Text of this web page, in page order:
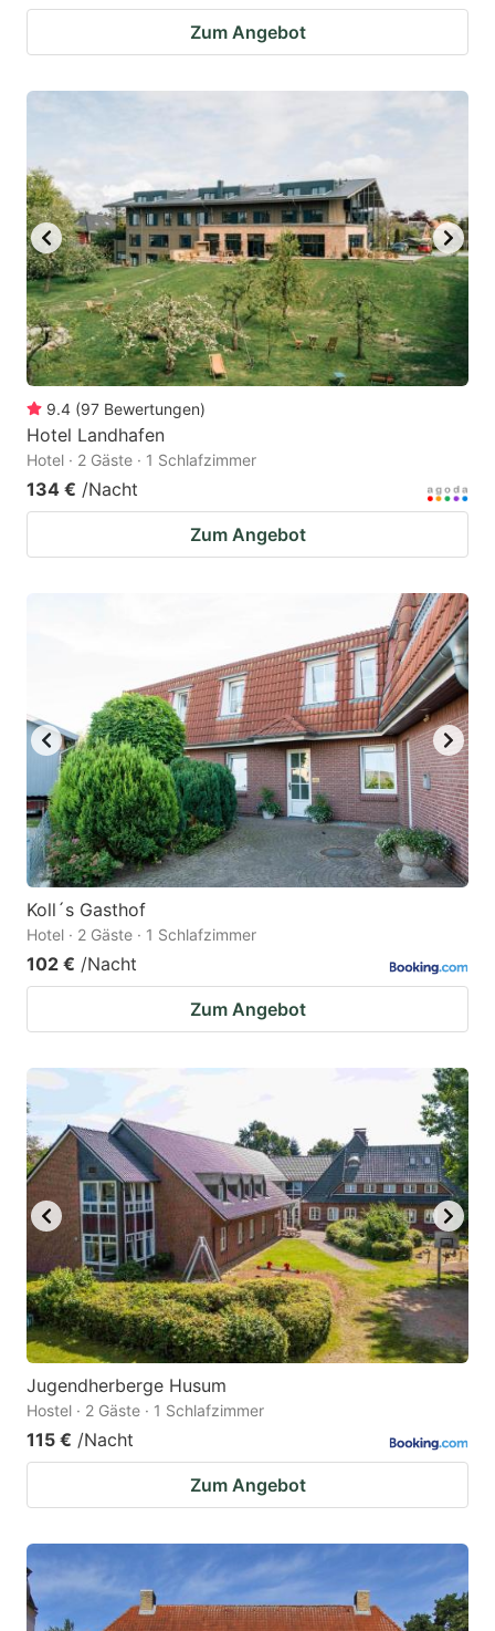
Zum Angebot
9.4 (97 Bewertungen)
Hotel Landhafen
Hotel · 2 Gäste · 1 Schlafzimmer
134 € /Nacht
Zum Angebot
Koll´s Gasthof
Hotel · 2 Gäste · 1 Schlafzimmer
102 € /Nacht
Zum Angebot
Jugendherberge Husum
Hostel · 2 Gäste · 1 Schlafzimmer
115 € /Nacht
Zum Angebot